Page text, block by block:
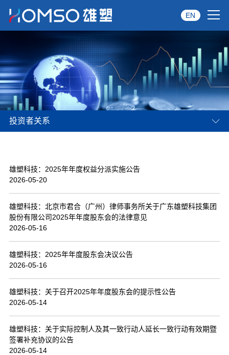
关于雄塑
产品中心
品牌服务
资讯中心
经典案例
联系我们
EN
投资者关系
雄塑科技：2025年年度权益分派实施公告
2026-05-20
雄塑科技：北京市君合（广州）律师事务所关于广东雄塑科技集团
股份有限公司2025年年度股东会的法律意见
2026-05-16
雄塑科技：2025年年度股东会决议公告
2026-05-16
雄塑科技：关于召开2025年年度股东会的提示性公告
2026-05-14
雄塑科技：关于实际控制人及其一致行动人延长一致行动有效期暨
签署补充协议的公告
2026-05-14